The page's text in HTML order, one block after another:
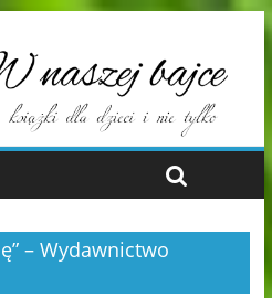
– Wydawnictwo